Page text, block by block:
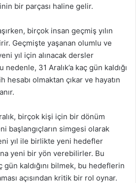
bir parçası haline gelir.
birçok insan geçmiş yılın
Geçmişte yaşanan olumlu ve
yıl için alınacak dersler
nedenle, 31 Aralık’a kaç gün kaldığı
hesabı olmaktan çıkar ve hayatın
birçok kişi için bir dönüm
başlangıçların simgesi olarak
yıl ile birlikte yeni hedefler
yeni bir yön verebilirler. Bu
gün kaldığını bilmek, bu hedeflerin
açısından kritik bir rol oynar.